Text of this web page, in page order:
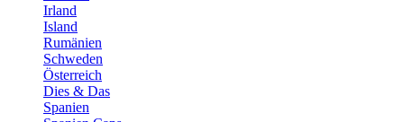
Irland
Island
Rumänien
Schweden
Österreich
Dies & Das
Spanien